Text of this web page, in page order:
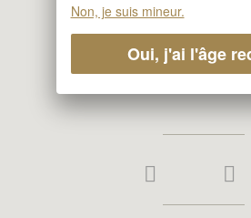
1 Rue Rotland
Non, je suis mineur.
Oui, j'ai l'âge